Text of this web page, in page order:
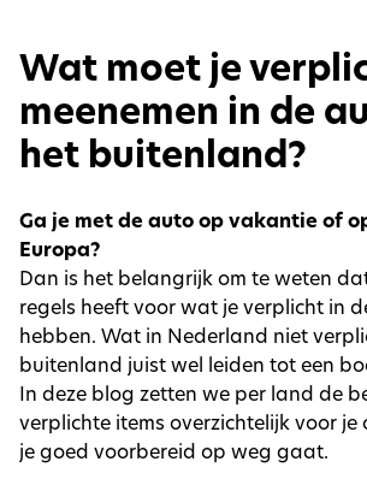
Wat moet je
meenemen in de
het buitenland?
Ga je met de auto op vakantie of
Europa?
Dan is het belangrijk om te weten
regels heeft voor wat je verplicht in
hebben. Wat in Nederland niet
buitenland juist wel leiden tot een
In deze blog zetten we per land de
verplichte items overzichtelijk voor je
je goed voorbereid op weg gaat.